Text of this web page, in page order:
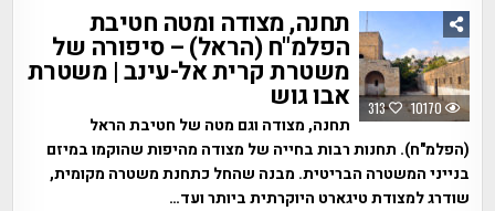
313 10170
תחנה, מצודה ומטה חטיבת
הפלמ"ח (הראל) – סיפורה של
משטרת קרית אל-עינב | משטרת
אבו גוש
תחנה, מצודה וגם מטה של חטיבת הראל
(הפלמ"ח). תחנות רבות בחייה של מצודה מהיפות שהוקמו במיזם
בנייני המשטרה הבריטית. מבנה שהחל כתחנת משטרה מקומית,
שודרג למצודת טיגארט היוקרתית ביותר ועד…